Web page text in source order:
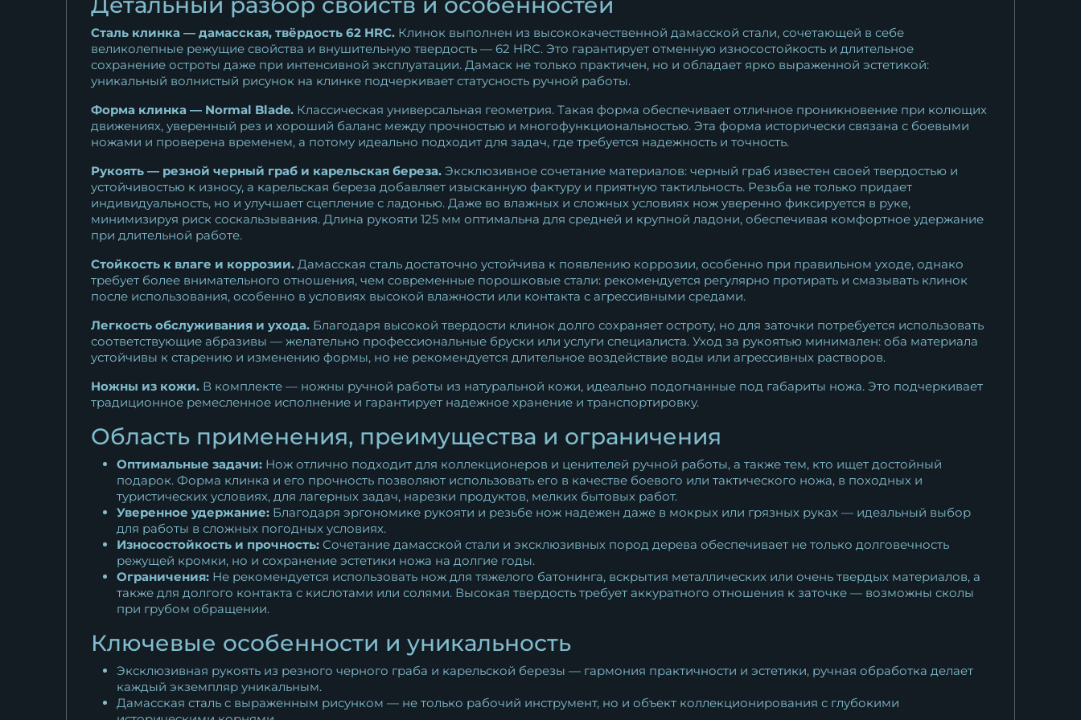
11 375₽ 22 091₽
Нож охотничий Боец дамаск
черный граб...
11 375₽
Нож Боец дамаск торцевой
черный граб
22 705₽
Нож Боец дамаск торцевой
резная...
Нож Боец M390 мельхиор
черный граб
27 396
Сталь клинка — дамасская, твёрдость 62 HRC. Клинок выполнен из высококачественной дамасской стали, сочетающей в себе
великолепные режущие свойства и внушительную твердость — 62 HRC. Это гарантирует отменную износостойкость и длительное
сохранение остроты даже при интенсивной эксплуатации. Дамаск не только практичен, но и обладает ярко выраженной эстетикой:
уникальный волнистый рисунок на клинке подчеркивает статусность ручной работы.
Форма клинка — Normal Blade. Классическая универсальная геометрия. Такая форма обеспечивает отличное проникновение при колющих
движениях, уверенный рез и хороший баланс между прочностью и многофункциональностью. Эта форма исторически связана с боевыми
ножами и проверена временем, а потому идеально подходит для задач, где требуется надежность и точность.
Рукоять — резной черный граб и карельская береза. Эксклюзивное сочетание материалов: черный граб известен своей твердостью и
устойчивостью к износу, а карельская береза добавляет изысканную фактуру и приятную тактильность. Резьба не только придает
индивидуальность, но и улучшает сцепление с ладонью. Даже во влажных и сложных условиях нож уверенно фиксируется в руке,
минимизируя риск соскальзывания. Длина рукояти 125 мм оптимальна для средней и крупной ладони, обеспечивая комфортное удержание
при длительной работе.
Стойкость к влаге и коррозии. Дамасская сталь достаточно устойчива к появлению коррозии, особенно при правильном уходе, однако
требует более внимательного отношения, чем современные порошковые стали: рекомендуется регулярно протирать и смазывать клинок
после использования, особенно в условиях высокой влажности или контакта с агрессивными средами.
Легкость обслуживания и ухода. Благодаря высокой твердости клинок долго сохраняет остроту, но для заточки потребуется использовать
соответствующие абразивы — желательно профессиональные бруски или услуги специалиста. Уход за рукоятью минимален: оба материала
устойчивы к старению и изменению формы, но не рекомендуется длительное воздействие воды или агрессивных растворов.
Ножны из кожи. В комплекте — ножны ручной работы из натуральной кожи, идеально подогнанные под габариты ножа. Это подчеркивает
традиционное ремесленное исполнение и гарантирует надежное хранение и транспортировку.
Область применения, преимущества и ограничения
Оптимальные задачи: Нож отлично подходит для коллекционеров и ценителей ручной работы, а также тем, кто ищет достойный
подарок. Форма клинка и его прочность позволяют использовать его в качестве боевого или тактического ножа, в походных и
туристических условиях, для лагерных задач, нарезки продуктов, мелких бытовых работ.
Уверенное удержание: Благодаря эргономике рукояти и резьбе нож надежен даже в мокрых или грязных руках — идеальный выбор
для работы в сложных погодных условиях.
Износостойкость и прочность: Сочетание дамасской стали и эксклюзивных пород дерева обеспечивает не только долговечность
режущей кромки, но и сохранение эстетики ножа на долгие годы.
Ограничения: Не рекомендуется использовать нож для тяжелого батонинга, вскрытия металлических или очень твердых материалов, а
также для долгого контакта с кислотами или солями. Высокая твердость требует аккуратного отношения к заточке — возможны сколы
при грубом обращении.
Ключевые особенности и уникальность
Эксклюзивная рукоять из резного черного граба и карельской березы — гармония практичности и эстетики, ручная обработка делает
каждый экземпляр уникальным.
Дамасская сталь с выраженным рисунком — не только рабочий инструмент, но и объект коллекционирования с глубокими